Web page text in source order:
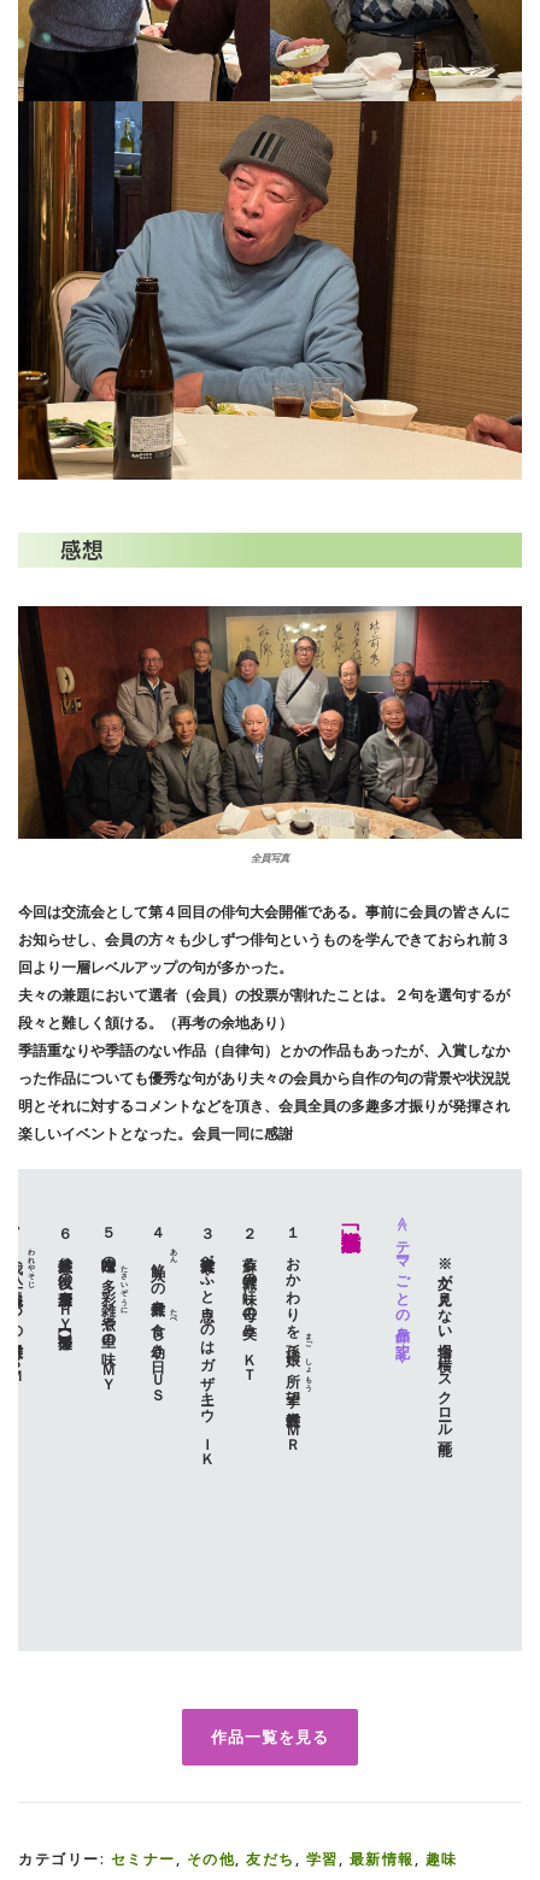
感想
全員写真
今回は交流会として第４回目の俳句大会開催である。事前に会員の皆さんに
お知らせし、会員の方々も少しずつ俳句というものを学んできておられ前３
回より一層レベルアップの句が多かった。
夫々の兼題において選者（会員）の投票が割れたことは。２句を選句するが
段々と難しく頷ける。（再考の余地あり）
季語重なりや季語のない作品（自律句）とかの作品もあったが、入賞しなか
った作品についても優秀な句があり夫々の会員から自作の句の背景や状況説
明とそれに対するコメントなどを頂き、会員全員の多趣多才振りが発揮され
楽しいイベントとなった。会員一同に感謝
※ 文が見えない場合、横にスクロール可能
≪テーマごとの作品を記す≫
１ おかわりを
孫娘 まご
に
所望 しょもう
す雑煮餅 ＭＲ
２ 蘇る雑煮の味に母の笑み ＫＴ
３ 雑煮食べふと思うのはガザキーウ ＩＫ
４
あん
入りの雑煮を
たべ
し幼き日 ＵＳ
５ 白味噌の
多彩雑煮たさいぞうに
や里の味 ＭＹ
６ 雑煮盛り以後の厨房全放棄 ＨＹ
７
我八十路われやそじ
椀に一つの雑煮餅 ＳＭ
作品一覧を見る
カテゴリー: セミナー, その他, 友だち , 学習, 最新情報 , 趣味